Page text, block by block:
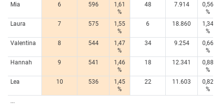
Mia
6 596
1,61
%
48 7.914
0,56
%
Laura
7 575
1,55
%
6 18.860
1,34
%
Valentina
8 544
1,47
%
34 9.254
0,66
%
Hannah
9 541
1,46
%
18 12.341
0,88
%
Lea
10 536
1,45
%
22 11.603
0,82
%
...